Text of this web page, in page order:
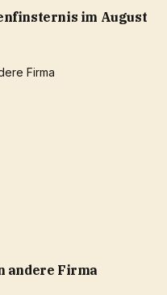
im August
andere Firma